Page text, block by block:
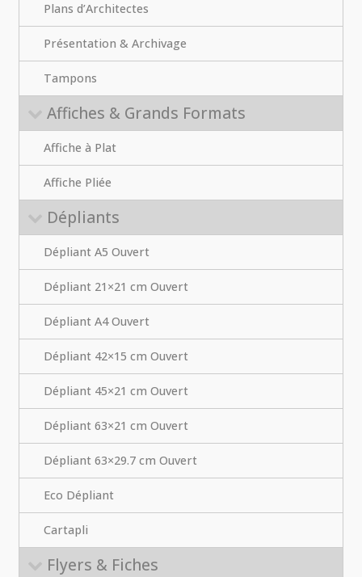
Plans d’Architectes
Présentation & Archivage
Tampons
Affiches & Grands Formats
Affiche à Plat
Affiche Pliée
Dépliants
Dépliant A5 Ouvert
Dépliant 21×21 cm Ouvert
Dépliant A4 Ouvert
Dépliant 42×15 cm Ouvert
Dépliant 45×21 cm Ouvert
Dépliant 63×21 cm Ouvert
Dépliant 63×29.7 cm Ouvert
Eco Dépliant
Cartapli
Flyers & Fiches